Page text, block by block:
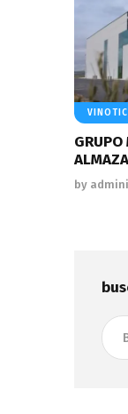
GRUPO
by